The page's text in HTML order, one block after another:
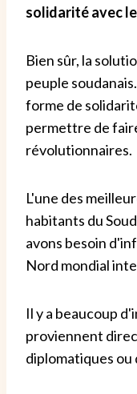
solidarité avec
Bien sûr, la
peuple
forme de
permettre de
révolutionnaires.
L'une des
habitants du
avons besoin
Nord mondial
Il y a beaucoup
proviennent
diplomatiques ou